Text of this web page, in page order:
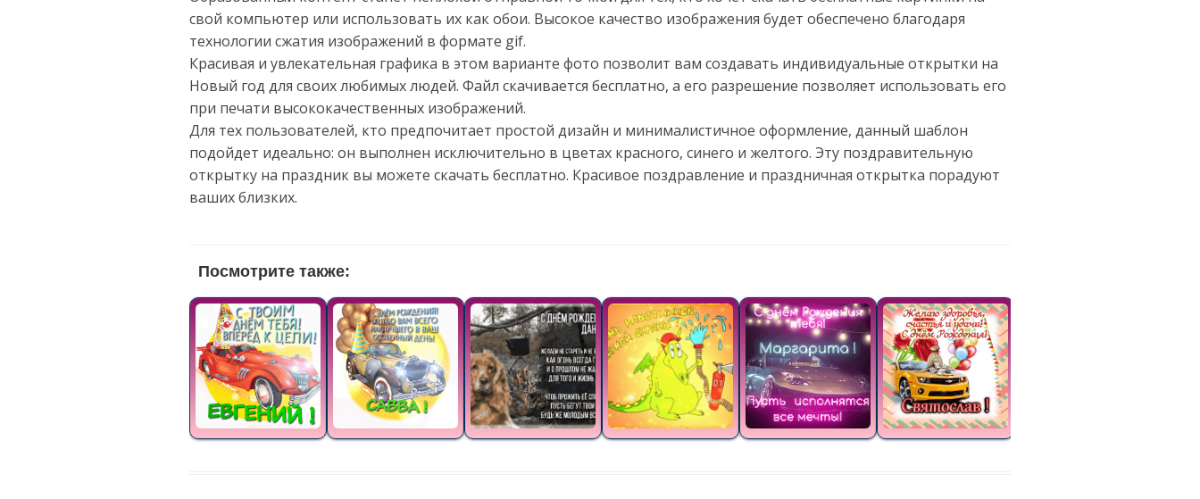
свой компьютер или использовать их как обои. Высокое качество изображения будет обеспечено благодаря
технологии сжатия изображений в формате gif.
Красивая и увлекательная графика в этом варианте фото позволит вам создавать индивидуальные открытки на
Новый год для своих любимых людей. Файл скачивается бесплатно, а его разрешение позволяет использовать его
при печати высококачественных изображений.
Для тех пользователей, кто предпочитает простой дизайн и минималистичное оформление, данный шаблон
подойдет идеально: он выполнен исключительно в цветах красного, синего и желтого. Эту поздравительную
открытку на праздник вы можете скачать бесплатно. Красивое поздравление и праздничная открытка порадуют
ваших близких.
Посмотрите также: